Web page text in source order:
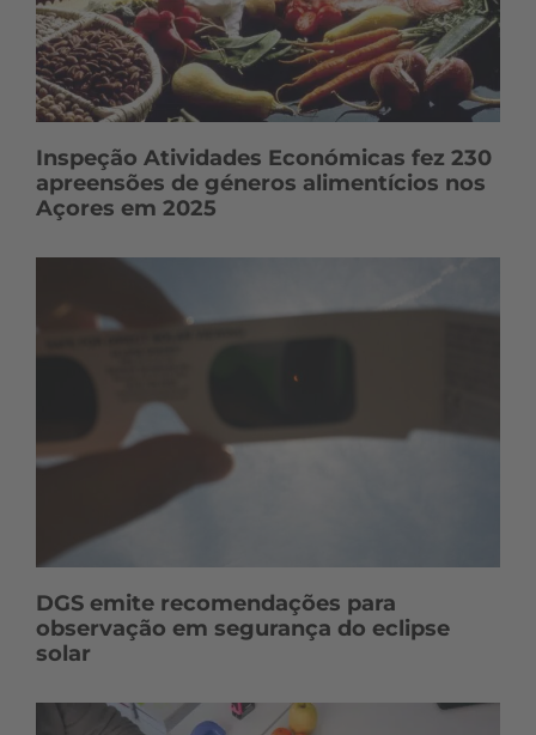
Inspeção Atividades Económicas fez 230
apreensões de géneros alimentícios nos
Açores em 2025
DGS emite recomendações para
observação em segurança do eclipse
solar